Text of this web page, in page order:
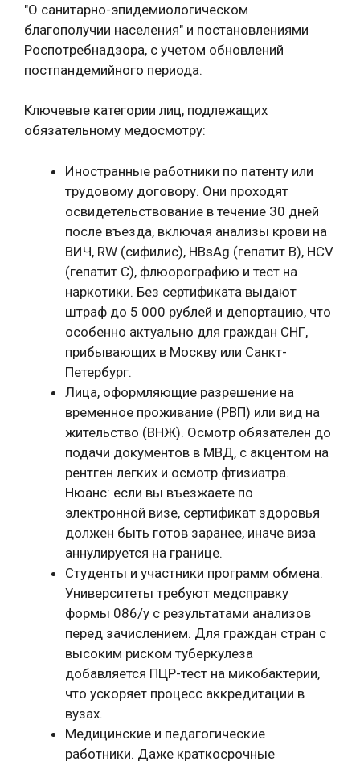
"О санитарно-эпидемиологическом
благополучии населения" и постановлениями
Роспотребнадзора, с учетом обновлений
постпандемийного периода.
Ключевые категории лиц, подлежащих
обязательному медосмотру:
Иностранные работники по патенту или
трудовому договору. Они проходят
освидетельствование в течение 30 дней
после въезда, включая анализы крови на
ВИЧ, RW (сифилис), HBsAg (гепатит B), HCV
(гепатит C), флюорографию и тест на
наркотики. Без сертификата выдают
штраф до 5 000 рублей и депортацию, что
особенно актуально для граждан СНГ,
прибывающих в Москву или Санкт-
Петербург.
Лица, оформляющие разрешение на
временное проживание (РВП) или вид на
жительство (ВНЖ). Осмотр обязателен до
подачи документов в МВД, с акцентом на
рентген легких и осмотр фтизиатра.
Нюанс: если вы въезжаете по
электронной визе, сертификат здоровья
должен быть готов заранее, иначе виза
аннулируется на границе.
Студенты и участники программ обмена.
Университеты требуют медсправку
формы 086/у с результатами анализов
перед зачислением. Для граждан стран с
высоким риском туберкулеза
добавляется ПЦР-тест на микобактерии,
что ускоряет процесс аккредитации в
вузах.
Медицинские и педагогические
работники. Даже краткосрочные